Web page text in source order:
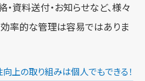
資料送付・お知らせなど、様々
率的な管理は容易ではありま
向上の取り組みは個人でもできる！